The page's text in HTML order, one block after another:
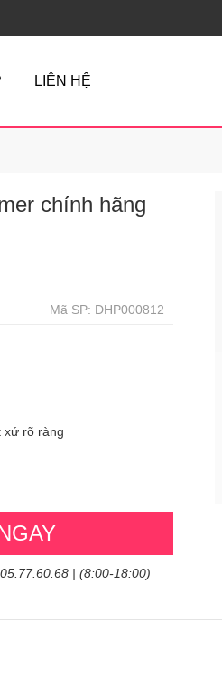
LIÊN HỆ
chính hãng
Mã SP: DHP000812
xứ rõ ràng
| (8:00-18:00)